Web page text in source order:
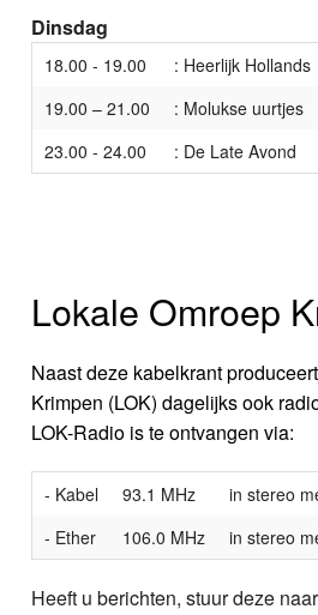
Dinsdag
18.00 - 19.00
: Heerlijk Hollands
19.00 – 21.00
: Molukse uurtjes
23.00 - 24.00
: De Late Avond
Lokale Omroep
Naast deze kabelkrant
Krimpen (LOK) dagelijks ook
LOK-Radio is te ontvangen via:
- Kabel 93.1 MHz
in stereo
- Ether
106.0 MHz in stereo
Heeft u berichten, stuur deze